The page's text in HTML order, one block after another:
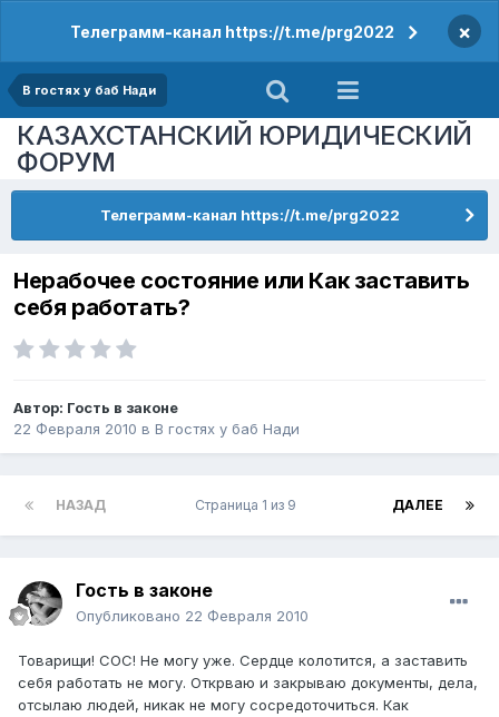
Телеграмм-канал https://t.me/prg2022 ×
В гостях у баб Нади
КАЗАХСТАНСКИЙ ЮРИДИЧЕСКИЙ
ФОРУМ
Телеграмм-канал https://t.me/prg2022
Нерабочее состояние или Как заставить
себя работать?
Автор: Гость в законе
22 Февраля 2010 в В гостях у баб Нади
НАЗАД ДАЛЕЕ
Страница 1 из 9
Гость в законе
Опубликовано 22 Февраля 2010
Товарищи! СОС! Не могу уже. Сердце колотится, а заставить
себя работать не могу. Открваю и закрываю документы, дела,
отсылаю людей, никак не могу сосредоточиться. Как